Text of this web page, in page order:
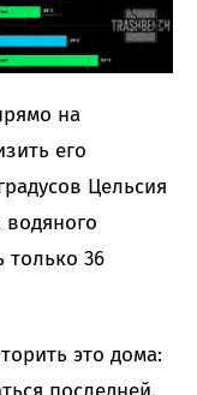
на
его
Цельсия
водяного
только 36
это дома: